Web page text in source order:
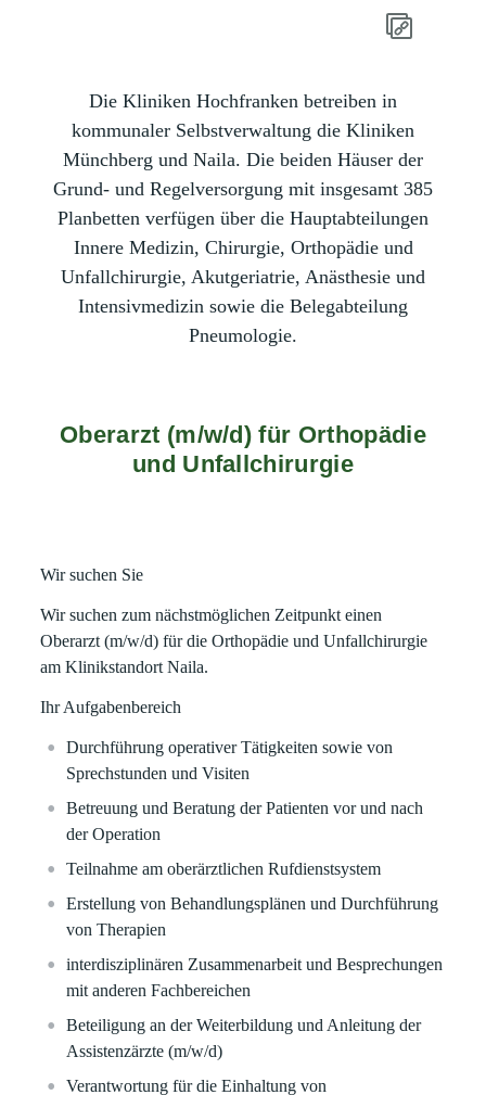
Die Kliniken Hochfranken betreiben in
kommunaler Selbstverwaltung die Kliniken
Münchberg und Naila. Die beiden Häuser der
Grund- und Regelversorgung mit insgesamt 385
Planbetten verfügen über die Hauptabteilungen
Innere Medizin, Chirurgie, Orthopädie und
Unfallchirurgie, Akutgeriatrie, Anästhesie und
Intensivmedizin sowie die Belegabteilung
Pneumologie.
Oberarzt (m/w/d) für Orthopädie
und Unfallchirurgie
Wir suchen Sie
Wir suchen zum nächstmöglichen Zeitpunkt einen
Oberarzt (m/w/d) für die Orthopädie und Unfallchirurgie
am Klinikstandort Naila.
Ihr Aufgabenbereich
Durchführung operativer Tätigkeiten sowie von
Sprechstunden und Visiten
Betreuung und Beratung der Patienten vor und nach
der Operation
Teilnahme am oberärztlichen Rufdienstsystem
Erstellung von Behandlungsplänen und Durchführung
von Therapien
interdisziplinären Zusammenarbeit und Besprechungen
mit anderen Fachbereichen
Beteiligung an der Weiterbildung und Anleitung der
Assistenzärzte (m/w/d)
Verantwortung für die Einhaltung von